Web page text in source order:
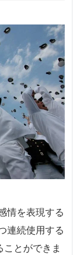
情を表現する
連続使用する
とができま